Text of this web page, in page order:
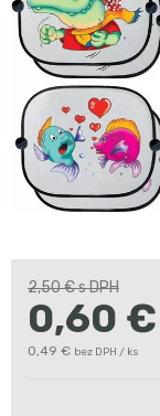
2,50 €s DPH
0,60 €
0,49 € bez DPH / ks